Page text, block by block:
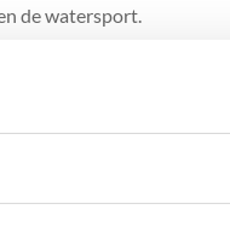
de watersport.